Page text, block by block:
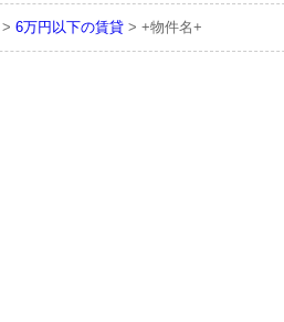
> 6万円以下の賃貸 > +物件名+